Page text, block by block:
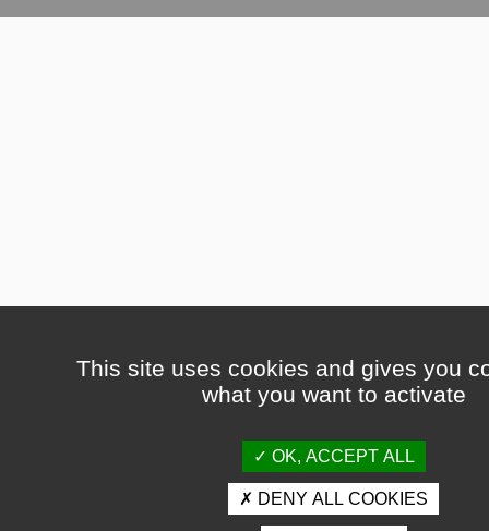
This site uses cookies and gives you
what you want to activate
OK, ACCEPT ALL
DENY ALL COOKIES